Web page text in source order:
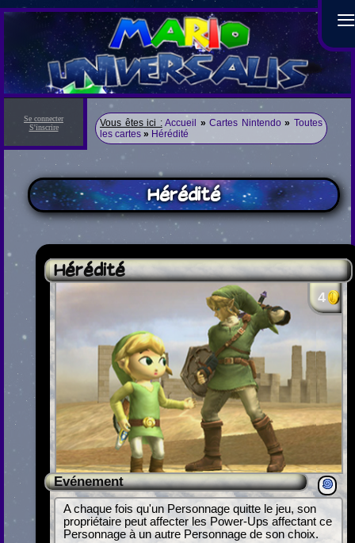
≡
Se connecter
S'inscrire
Vous êtes ici : Accueil » Cartes Nintendo » Toutes
les cartes » Hérédité
Hérédité
Hérédité
4
Evénement
A chaque fois qu'un Personnage quitte le jeu, son
propriétaire peut affecter les Power-Ups affectant ce
Personnage à un autre Personnage de son choix.